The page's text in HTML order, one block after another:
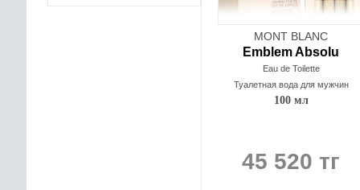
MONT BLANC
Emblem Absolu
Eau de Toilette
Туалетная вода для мужчин
100 мл
45 520 тг